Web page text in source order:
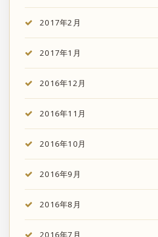
2017年2月
2017年1月
2016年12月
2016年11月
2016年10月
2016年9月
2016年8月
2016年7月